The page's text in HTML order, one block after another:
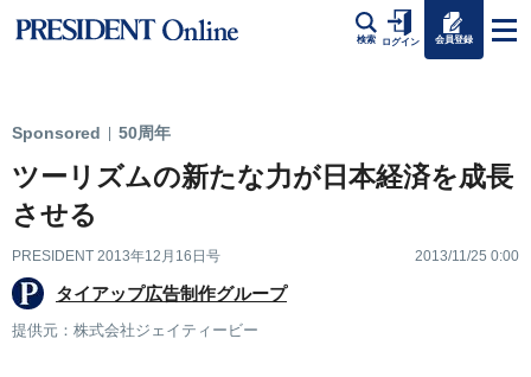
検索 ログイン 会員登録
Sponsored 50周年
ツーリズムの新たな力が日本経済を成長
させる
PRESIDENT 2013年12月16日号 2013/11/25 0:00
タイアップ広告制作グループ
提供元：株式会社ジェイティービー